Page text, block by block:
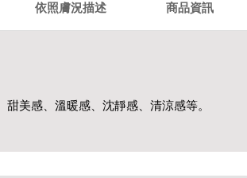
依照膚況描述 商品資訊
美感、溫暖感、沈靜感、清涼感等。